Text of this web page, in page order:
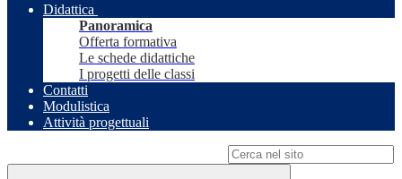
Didattica
Panoramica
Offerta formativa
Le schede didattiche
I progetti delle classi
Contatti
Modulistica
Attività progettuali